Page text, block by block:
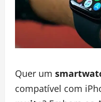
Quer um
compatível com